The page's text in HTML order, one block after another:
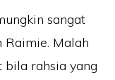
sangat
Raimie. Malah
bila rahsia yang